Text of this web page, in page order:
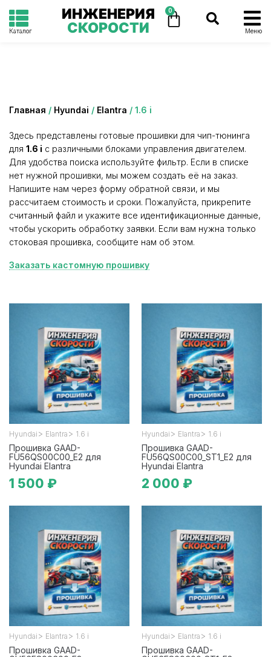
Каталог
ИНЖЕНЕРИЯ
СКОРОСТИ
0
Меню
Главная / Hyundai / Elantra / 1.6 i
Здесь представлены готовые прошивки для чип-тюнинга
для 1.6 i с различными блоками управления двигателем.
Для удобства поиска используйте фильтр. Если в списке
нет нужной прошивки, мы можем создать её на заказ.
Напишите нам через форму обратной связи, и мы
рассчитаем стоимость и сроки. Пожалуйста, прикрепите
считанный файл и укажите все идентификационные данные,
чтобы ускорить обработку заявки. Если вам нужна только
стоковая прошивка, сообщите нам об этом.
Заказать кастомную прошивку
Hyundai > Elantra > 1.6 i
Прошивка GAAD-
FU56QS00C00_E2 для
Hyundai Elantra
1 500 ₽
Hyundai > Elantra > 1.6 i
Прошивка GAAD-
FU56QS00C00_ST1_E2 для
Hyundai Elantra
2 000 ₽
Hyundai > Elantra > 1.6 i
Прошивка GAAD-
Hyundai > Elantra > 1.6 i
Прошивка GAAD-